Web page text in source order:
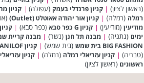
(ראשון לציון) | קניון פרנדלי בעמק (עפולה) | קניון
רמלה (רמלה) | קניון אור יהודה אאוטלט (Outlet)
מודיעין (מודיעין) | קניון G כפר סבא (כפר סבא) |
ימים (נתניה) | מבנה תל חנן (נשר) | מבנה קריית
BIG FASHION בית שמש
(בית שמש) | קניון BIG FASHION DANILOF טבריה
(טבריה) | קניון עזריאלי רמלה (רמלה) | קניון
ראשונים (ראשון לציון)